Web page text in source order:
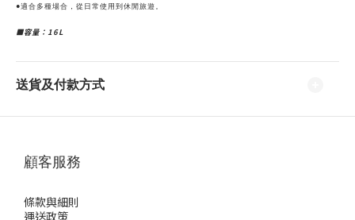
●適合多種場合，從日常使用到休閒旅遊。
■容量：16L
送貨及付款方式
顧客服務
條款與細則
運送政策